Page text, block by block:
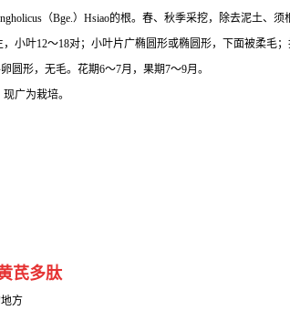
（Bge.）Hsiao的根。春、秋季采挖，除去泥土、
小叶12～18对；小叶片广椭圆形或椭圆形，下面被柔
圆形，无毛。花期6～7月，果期7～9月。
广为栽培。
芪多肽
方